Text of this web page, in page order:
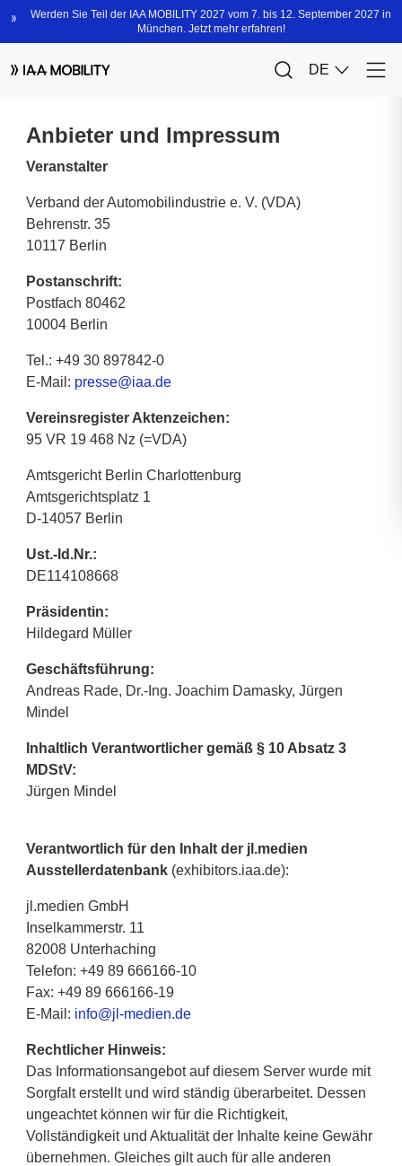
Anbieter und Impressum
Veranstalter
Verband der Automobilindustrie e. V. (VDA)
Behrenstr. 35
10117 Berlin
Postanschrift:
Postfach 80462
10004 Berlin
Tel.: +49 30 897842-0
E-Mail: presse@iaa.de
Vereinsregister Aktenzeichen:
95 VR 19 468 Nz (=VDA)
Amtsgericht Berlin Charlottenburg
Amtsgerichtsplatz 1
D-14057 Berlin
Ust.-Id.Nr.:
DE114108668
Präsidentin:
Hildegard Müller
Geschäftsführung:
Andreas Rade, Dr.-Ing. Joachim Damasky, Jürgen
Mindel
Inhaltlich Verantwortlicher gemäß § 10 Absatz 3
MDStV:
Jürgen Mindel
Verantwortlich für den Inhalt der jl.medien
Ausstellerdatenbank (exhibitors.iaa.de):
jl.medien GmbH
Inselkammerstr. 11
82008 Unterhaching
Telefon: +49 89 666166-10
Fax: +49 89 666166-19
E-Mail: info@jl-medien.de
Rechtlicher Hinweis:
Das Informationsangebot auf diesem Server wurde mit
Sorgfalt erstellt und wird ständig überarbeitet. Dessen
ungeachtet können wir für die Richtigkeit,
Vollständigkeit und Aktualität der Inhalte keine Gewähr
übernehmen. Gleiches gilt auch für alle anderen